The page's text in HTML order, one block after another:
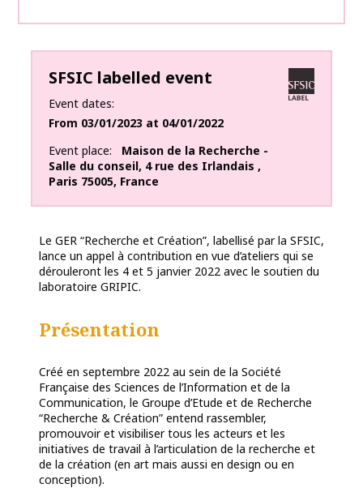
SFSIC labelled event
Event dates
From 03/01/2023 at 04/01/2022
Event place
Maison de la Recherche -
Salle du conseil, 4 rue des Irlandais ,
Paris 75005, France
Le GER “Recherche et Création”, labellisé par la SFSIC,
lance un appel à contribution en vue d’ateliers qui se
dérouleront les 4 et 5 janvier 2022 avec le soutien du
laboratoire GRIPIC.
Présentation
Créé en septembre 2022 au sein de la Société
Française des Sciences de l’Information et de la
Communication, le Groupe d’Etude et de Recherche
“Recherche & Création” entend rassembler,
promouvoir et visibiliser tous les acteurs et les
initiatives de travail à l’articulation de la recherche et
de la création (en art mais aussi en design ou en
conception).